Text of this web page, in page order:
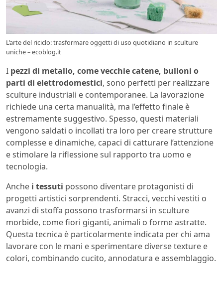
L’arte del riciclo: trasformare oggetti di uso quotidiano in sculture
uniche – ecoblog.it
I pezzi di metallo, come vecchie catene, bulloni o
parti di elettrodomestici, sono perfetti per realizzare
sculture industriali e contemporanee. La lavorazione
richiede una certa manualità, ma l’effetto finale è
estremamente suggestivo. Spesso, questi materiali
vengono saldati o incollati tra loro per creare strutture
complesse e dinamiche, capaci di catturare l’attenzione
e stimolare la riflessione sul rapporto tra uomo e
tecnologia.
Anche i tessuti possono diventare protagonisti di
progetti artistici sorprendenti. Stracci, vecchi vestiti o
avanzi di stoffa possono trasformarsi in sculture
morbide, come fiori giganti, animali o forme astratte.
Questa tecnica è particolarmente indicata per chi ama
lavorare con le mani e sperimentare diverse texture e
colori, combinando cucito, annodatura e assemblaggio.